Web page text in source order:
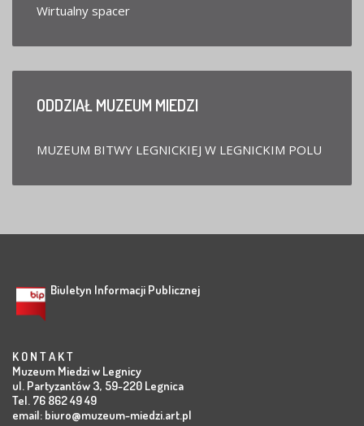
Wirtualny spacer
ODDZIAŁMUZEUM MIEDZI
MUZEUM BITWY LEGNICKIEJ W LEGNICKIM POLU
Biuletyn Informacji Publicznej
K O N T A K T
Muzeum Miedzi w Legnicy
ul. Partyzantów 3, 59-220 Legnica
Tel. 76 862 49 49
email: biuro@muzeum-miedzi.art.pl